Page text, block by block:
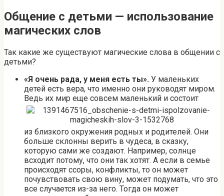
Общение с детьми — использование
магических слов
Так какие же существуют магические слова в общении с
детьми?
«Я очень рада, у меня есть ты». У маленьких
детей есть вера, что именно они руководят миром.
Ведь их мир еще совсем маленький и состоит
из близкого окружения родных и родителей. Они
больше склонны верить в чудеса, в сказку,
которую сами же создают. Например, солнце
всходит потому, что они так хотят. А если в семье
происходят ссоры, конфликты, то он может
почувствовать свою вину, может подумать, что это
все случается из-за него. Тогда он может